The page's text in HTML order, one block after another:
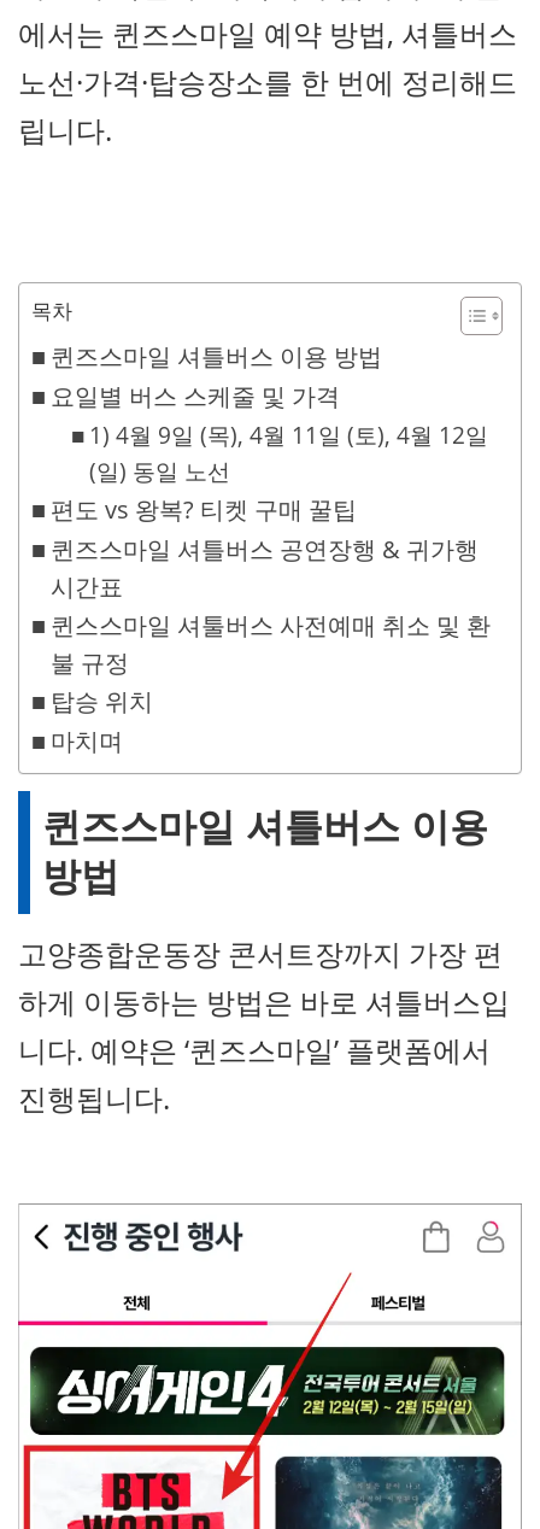
에서는 퀸즈스마일 예약 방법, 셔틀버스
노선·가격·탑승장소를 한 번에 정리해드
립니다.
목차
퀸즈스마일 셔틀버스 이용 방법
요일별 버스 스케줄 및 가격
1) 4월 9일 (목), 4월 11일 (토), 4월 12일
(일) 동일 노선
편도 vs 왕복? 티켓 구매 꿀팁
퀸즈스마일 셔틀버스 공연장행 & 귀가행
시간표
퀸스스마일 셔툴버스 사전예매 취소 및 환
불 규정
탑승 위치
마치며
퀸즈스마일 셔틀버스 이용
방법
고양종합운동장 콘서트장까지 가장 편
하게 이동하는 방법은 바로 셔틀버스입
니다. 예약은 ‘퀸즈스마일’ 플랫폼에서
진행됩니다.